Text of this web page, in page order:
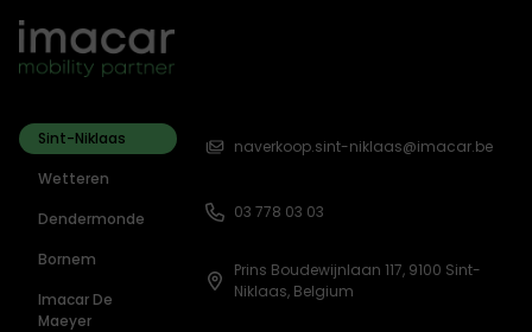
Sint-Niklaas
Wetteren
Dendermonde
Bornem
Imacar De
Maeyer
naverkoop.sint-niklaas@imacar.be
03 778 03 03
Prins Boudewijnlaan 117, 9100 Sint-
Niklaas, Belgium